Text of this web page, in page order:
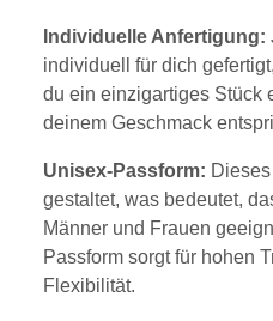
Individuelle Anfertigung:
individuell für dich
du ein einzigartiges Stück
deinem Geschmack
Unisex-Passform:
gestaltet, was bedeutet,
Männer und Frauen
Passform sorgt für hohen
Flexibilität.